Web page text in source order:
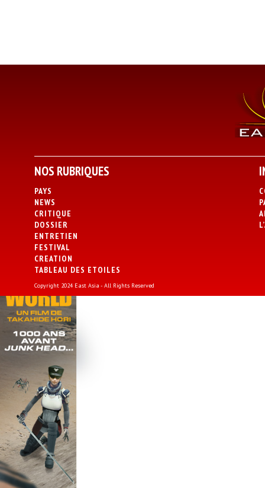
NOS RUBRIQUES
PAYS
NEWS
CRITIQUE
DOSSIER
ENTRETIEN
FESTIVAL
CREATION
TABLEAU DES ETOILES
Copyright 2024 East Asia - All Rights Reserved